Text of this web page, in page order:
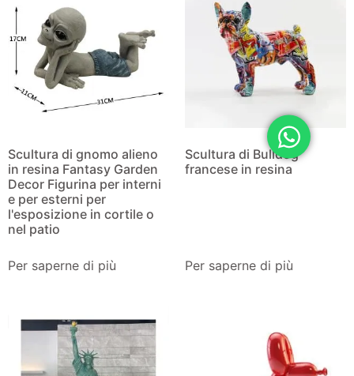
Scultura di gnomo alieno
in resina Fantasy Garden
Decor Figurina per interni
e per esterni per
l'esposizione in cortile o
nel patio
Per saperne di più
Scultura di Bulldog
francese in resina
Per saperne di più